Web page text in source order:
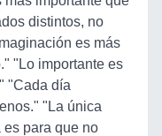
distintos, no
es más
"Lo importante es
"Cada día
"La única
es para que no